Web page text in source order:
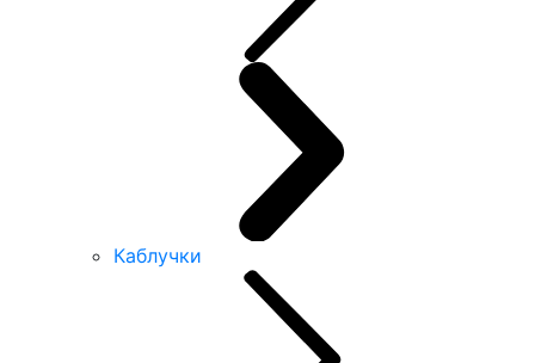
Каблучки